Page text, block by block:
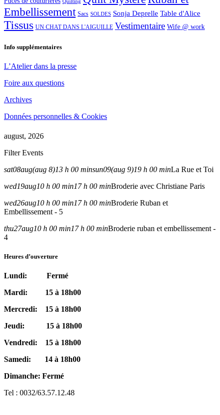
Embellissement Sacs SOLDES Sonja Deprelle Table d'Alice
Tissus UN CHAT DANS L'AIGUILLE Vestimentaire Wife @ work
Info supplémentaires
L’Atelier dans la presse
Foire aux questions
Archives
Données personnelles & Cookies
august, 2026
Filter Events
sat08aug(aug 8)13 h 00 minsun09(aug 9)19 h 00 minLa Rue et Toi
wed19aug10 h 00 min17 h 00 minBroderie avec Christiane Paris
wed26aug10 h 00 min17 h 00 minBroderie Ruban et
Embellissement - 5
thu27aug10 h 00 min17 h 00 minBroderie ruban et embellissement -
4
Heures d’ouverture
Lundi: Fermé
Mardi: 15 à 18h00
Mercredi: 15 à 18h00
Jeudi: 15 à 18h00
Vendredi: 15 à 18h00
Samedi: 14 à 18h00
Dimanche: Fermé
Tel : 0032/63.57.12.48